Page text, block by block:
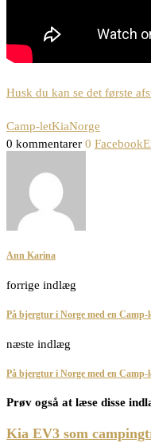
Husk du kan se det første
Camp-letKiaNorge
0 kommentarer 0 Facebook
Ann Karina
forrige indlæg
På bjergtur i Norge med en Camp-
næste indlæg
På bjergtur i Norge med en
Prøv også at læse disse
Kia EV3 som